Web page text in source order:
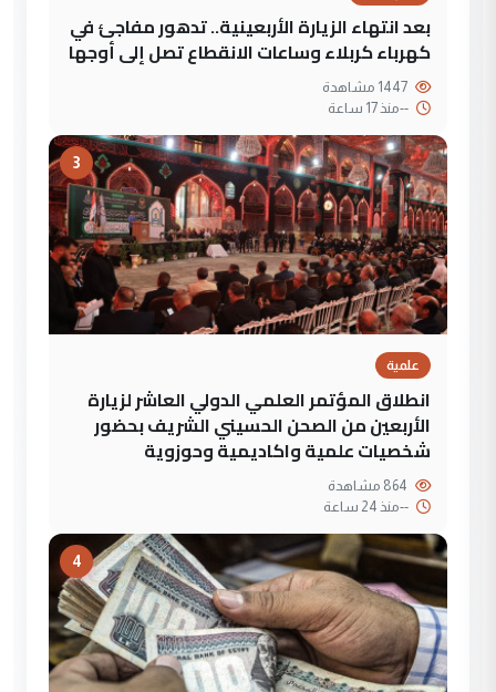
بعد انتهاء الزيارة الأربعينية.. تدهور مفاجئ في
كهرباء كربلاء وساعات الانقطاع تصل إلى أوجها
--منذ 17 ساعة
3
علمية
انطلاق المؤتمر العلمي الدولي العاشر لزيارة
الأربعين من الصحن الحسيني الشريف بحضور
شخصيات علمية واكاديمية وحوزوية
--منذ 24 ساعة
4